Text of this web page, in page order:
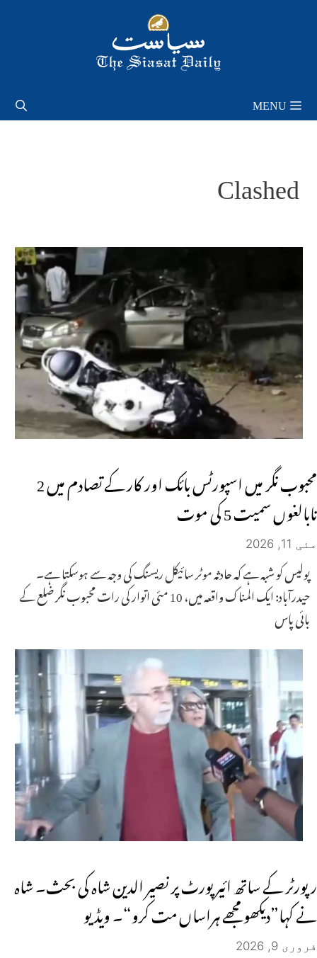
MENU
Clashed
محبوب نگر میں اسپورٹس بائک اور کار کے تصادم میں 2
نابالغوں سمیت 5 کی موت
مئی 11, 2026
پولیس کو شبہ ہے کہ حادثہ موٹر سائیکل ریسنگ کی وجہ سے ہوسکتا ہے۔
حیدرآباد: ایک المناک واقعہ میں، 10 مئی اتوار کی رات محبوب نگر ضلع کے
بائی پاس
رپورٹر کے ساتھ ائیر پورٹ پر نصیر الدین شاہ کی بحث۔ شاہ
نے کہا”دیکھو مجھے ہراساں مت کرو“۔ ویڈیو
فروری 9, 2026